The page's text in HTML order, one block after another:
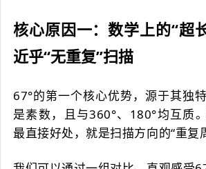
核心原因一：数学上的“超
近乎“无重复”扫描
67°的第一个核心优势，源于其独
是素数，且与360°、180°均互质
最直接好处，就是扫描方向的“重复